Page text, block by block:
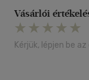
Vásárlói
Kérjük, lépjen be